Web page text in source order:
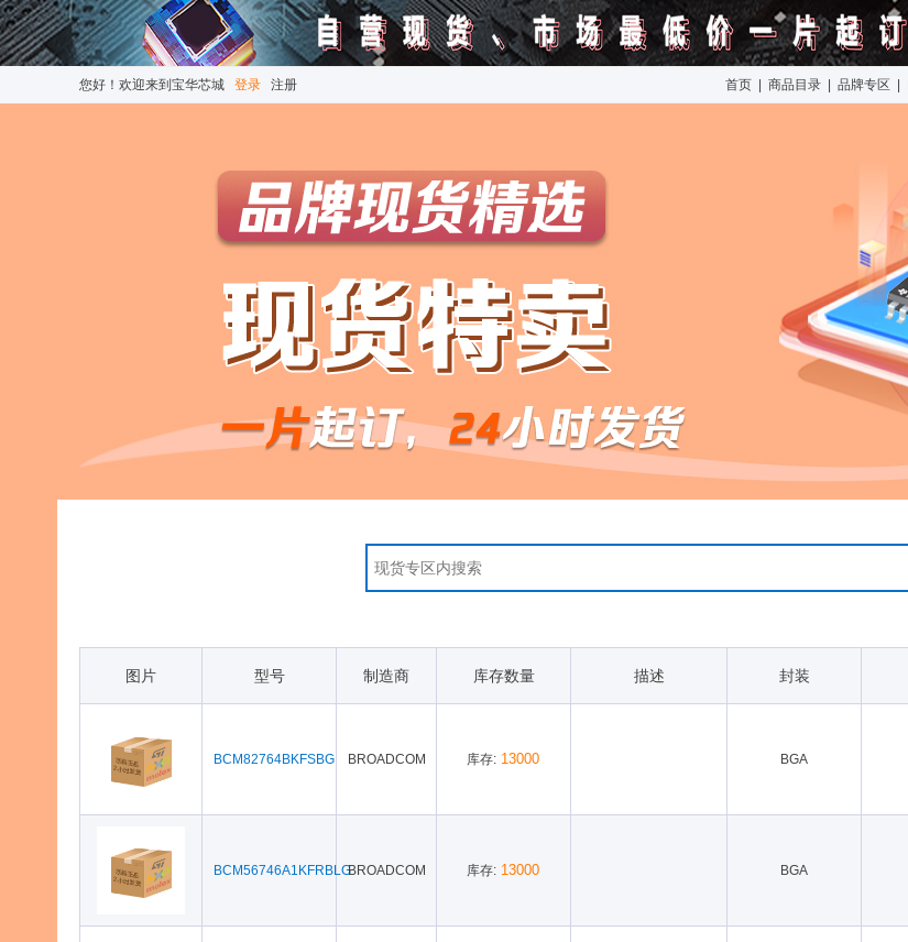
您好！欢迎来到宝华芯城 登录 注册 首页 商品目录 品牌专区
图片 型号 制造商 库存数量 描述 封装
BCM82764BKFSBG BROADCOM 库存: 13000 BGA
BCM56746A1KFRBLGBROADCOM 库存: 13000 BGA